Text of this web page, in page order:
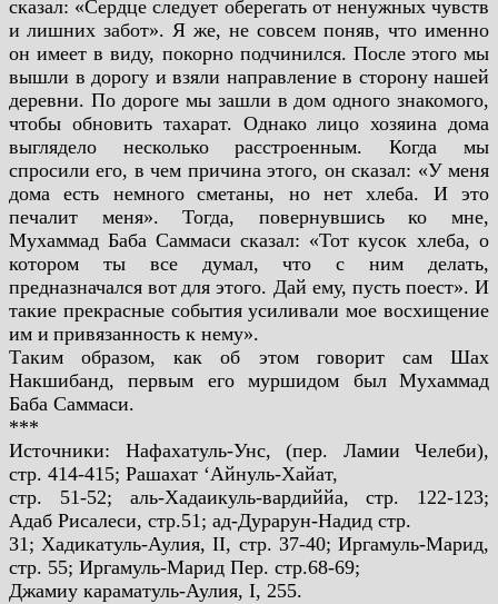
сказал: «Сердце следует оберегать от ненужных чувств
и лишних забот». Я же, не совсем поняв, что именно
он имеет в виду, покорно подчинился. После этого мы
вышли в дорогу и взяли направление в сторону нашей
деревни. По дороге мы зашли в дом одного знакомого,
чтобы обновить тахарат. Однако лицо хозяина дома
выглядело несколько
расстроенным. Когда мы
спросили его, в чем причина этого, он сказал: «У меня
дома есть немного сметаны, но нет хлеба. И это
печалит меня». Тогда, повернувшись ко мне,
Мухаммад Баба Саммаси сказал: «Тот кусок хлеба, о
котором ты все думал, что с ним делать,
предназначался вот для этого. Дай ему, пусть поест». И
такие прекрасные события усиливали мое восхищение
им и привязанность к нему».
Таким образом, как об этом говорит сам Шах
Накшибанд, первым его муршидом был Мухаммад
Баба Саммаси.
***
Источники: Нафахатуль-Унс, (пер. Ламии Челеби),
стр. 414-415; Рашахат ‘Айнуль-Хайат,
стр. 51-52; аль-Хадаикуль-вардиййа, стр. 122-123;
Адаб Рисалеси, стр.51; ад-Дурарун-Надид стр.
31; Хадикатуль-Аулия, II, стр. 37-40; Иргамуль-Марид,
стр. 55; Иргамуль-Марид Пер. стр.68-69;
Джамиу караматуль-Аулия, I, 255.